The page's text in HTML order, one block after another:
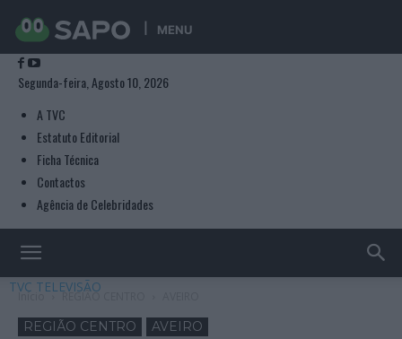
MENU
Segunda-feira, Agosto 10, 2026
A TVC
Estatuto Editorial
Ficha Técnica
Contactos
Agência de Celebridades
TVC TELEVISÃO
Início REGIÃO CENTRO
REGIÃO CENTRO AVEIRO